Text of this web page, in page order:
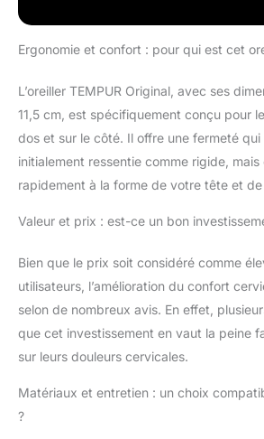
Ergonomie et confort : pour qui est cet
L’oreiller TEMPUR Original, avec ses
11,5 cm, est spécifiquement conçu pour
dos et sur le côté. Il offre une fermeté
initialement ressentie comme rigide, mais
rapidement à la forme de votre tête et
Valeur et prix : est-ce un bon
Bien que le prix soit considéré comme
utilisateurs, l’amélioration du confort
selon de nombreux avis. En effet,
que cet investissement en vaut la peine
sur leurs douleurs cervicales.
Matériaux et entretien : un choix
?